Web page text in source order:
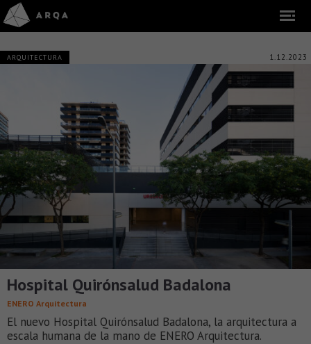
ARQUITECTURA 1.12.2023
Hospital Quirónsalud Badalona
ENERO Arquitectura
El nuevo Hospital Quirónsalud Badalona, la arquitectura a
escala humana de la mano de ENERO Arquitectura.